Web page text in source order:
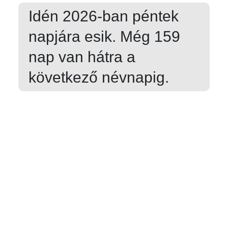
Idén 2026-ban péntek
napjára esik. Még 159
nap van hátra a
következő névnapig.